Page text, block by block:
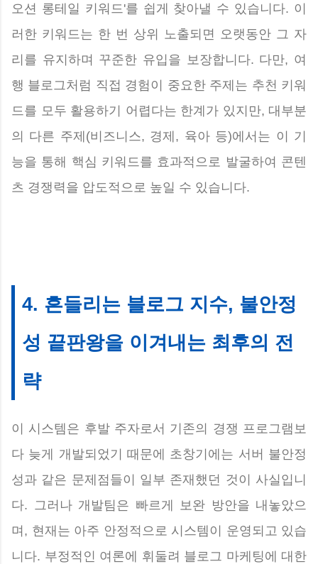
오션 롱테일 키워드'를 쉽게 찾아낼 수 있습니다. 이
러한 키워드는 한 번 상위 노출되면 오랫동안 그 자
리를 유지하며 꾸준한 유입을 보장합니다. 다만, 여
행 블로그처럼 직접 경험이 중요한 주제는 추천 키워
드를 모두 활용하기 어렵다는 한계가 있지만, 대부분
의 다른 주제(비즈니스, 경제, 육아 등)에서는 이 기
능을 통해 핵심 키워드를 효과적으로 발굴하여 콘텐
츠 경쟁력을 압도적으로 높일 수 있습니다.
4. 흔들리는 블로그 지수, 불안정
성 끝판왕을 이겨내는 최후의 전
략
이 시스템은 후발 주자로서 기존의 경쟁 프로그램보
다 늦게 개발되었기 때문에 초창기에는 서버 불안정
성과 같은 문제점들이 일부 존재했던 것이 사실입니
다. 그러나 개발팀은 빠르게 보완 방안을 내놓았으
며, 현재는 아주 안정적으로 시스템이 운영되고 있습
니다. 부정적인 여론에 휘둘려 블로그 마케팅에 대한